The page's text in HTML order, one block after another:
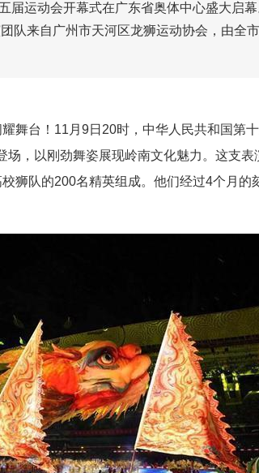
届运动会开幕式在广东省奥体中心盛大启
队来自广州市天河区龙狮运动协会，由全
舞台！11月9日20时，中华人民共和国第
，以刚劲舞姿展现岭南文化魅力。这支
狮队的200名精英组成。他们经过4个月的